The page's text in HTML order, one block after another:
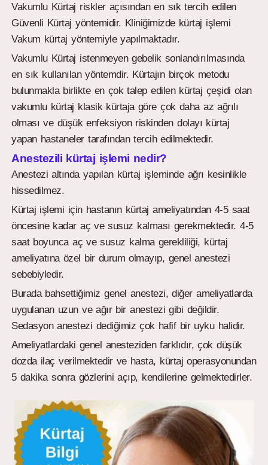
Vakumlu Kürtaj riskler açısından en sık tercih edilen
Güvenli Kürtaj yöntemidir. Kliniğimizde kürtaj işlemi
Vakum kürtaj yöntemiyle yapılmaktadır.
Vakumlu Kürtaj istenmeyen gebelik sonlandırılmasında
en sık kullanılan yöntemdir. Kürtajın birçok metodu
bulunmakla birlikte en çok talep edilen kürtaj çeşidi olan
vakumlu kürtaj klasik kürtaja göre çok daha az ağrılı
olması ve düşük enfeksiyon riskinden dolayı kürtaj
yapan hastaneler tarafından tercih edilmektedir.
Anestezili kürtaj işlemi nedir?
Anestezi altında yapılan kürtaj işleminde ağrı kesinlikle
hissedilmez.
Kürtaj işlemi için hastanın kürtaj ameliyatından 4-5 saat
öncesine kadar aç ve susuz kalması gerekmektedir. 4-5
saat boyunca aç ve susuz kalma gerekliliği, kürtaj
ameliyatına özel bir durum olmayıp, genel anestezi
sebebiyledir.
Burada bahsettiğimiz genel anestezi, diğer ameliyatlarda
uygulanan uzun ve ağır bir anestezi gibi değildir.
Sedasyon anestezi dediğimiz çok hafif bir uyku halidir.
Ameliyatlardaki genel anesteziden farklıdır, çok düşük
dozda ilaç verilmektedir ve hasta, kürtaj operasyonundan
5 dakika sonra gözlerini açıp, kendilerine gelmektedirler.